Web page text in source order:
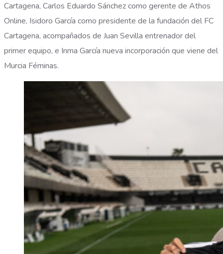
Cartagena, Carlos Eduardo Sánchez como gerente de Athos
Online, Isidoro García como presidente de la fundación del FC
Cartagena, acompañados de Juan Sevilla entrenador del
primer equipo, e Inma García nueva incorporación que viene del
Murcia Féminas.